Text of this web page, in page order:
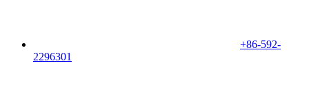
+86-592-
2296301